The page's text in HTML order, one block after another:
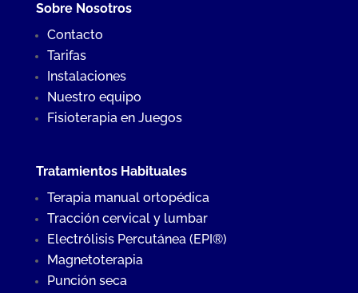
Sobre Nosotros
Contacto
Tarifas
Instalaciones
Nuestro equipo
Fisioterapia en Juegos
Tratamientos Habituales
Terapia manual ortopédica
Tracción cervical y lumbar
Electrólisis Percutánea (EPI®)
Magnetoterapia
Punción seca